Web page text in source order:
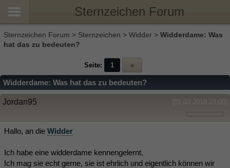
Sternzeichen Forum
Sternzeichen Forum > Sternzeichen > Widder > Widderdame: Was
hat das zu bedeuten?
Seite: 1 »
Widderdame: Was hat das zu bedeuten?
(01.03.2018 23:00)
Jordan95
Hallo, an die Widder
Ich habe eine widderdame kennengelernt,
Ich mag sie echt gerne, sie ist ehrlich und eigentlich können wir